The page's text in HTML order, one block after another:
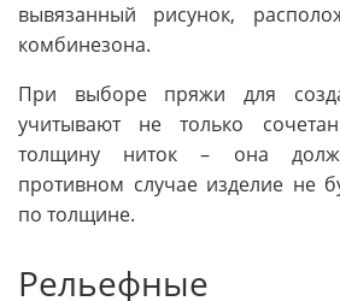
вывязанный рисунок,
комбинезона.
При выборе пряжи для
учитывают не только
толщину ниток – она
противном случае изделие не
по толщине.
Рельефные